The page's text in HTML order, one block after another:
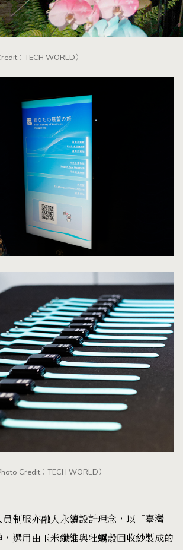
：TECH WORLD）
Credit：TECH WORLD）
制服亦融入永續設計理念，以「臺灣
選用由玉米纖維與牡蠣殼回收紗製成的